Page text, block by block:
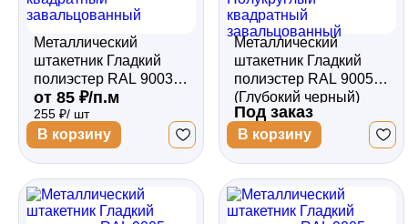
Металлический
штакетник Гладкий
полиэстер RAL 9003
(Белый) 3000*118*0,45
односторонний
Полукруглый
квадратный
от 85 ₽/п.м
255 ₽/ шт
В корзину
Металлический
штакетник Гладкий
полиэстер RAL 9005
(Глубокий черный)
1500*118*0,45
односторонний
Полукруглый
завальцованный
Под заказ
В корзину